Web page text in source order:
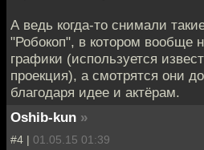
А ведь когда-то снимали
"Робокоп", в котором вообще
графики (используется
проекция), а смотрятся они
благодаря идее и актёрам.
Oshib-kun »
#4 | 01.05.15 01:39